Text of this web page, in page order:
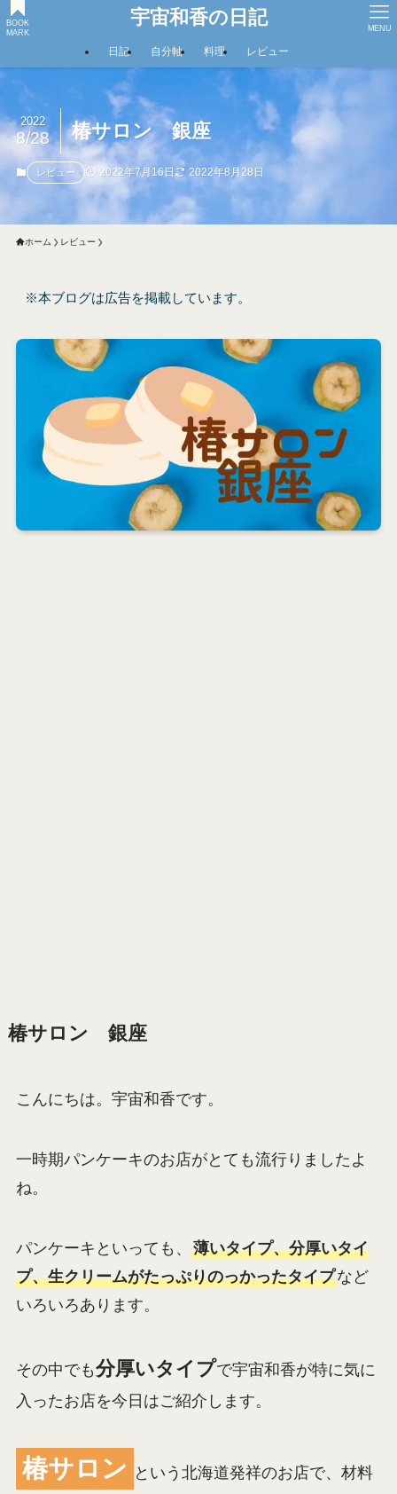
宇宙和香の日記
BOOK
MARK
MENU
日記 自分軸 料理 レビュー
椿サロン 銀座
2022
8/28
レビュー 2022年7月16日 2022年8月28日
ホーム レビュー
※本ブログは広告を掲載しています。
椿サロン 銀座
こんにちは。宇宙和香です。
一時期パンケーキのお店がとても流行りましたよ
ね。
パンケーキといっても、 薄いタイプ、分厚いタイ
プ、生クリームがたっぷりのっかったタイプなど
いろいろあります。
その中でも分厚いタイプで宇宙和香が特に気に
入ったお店を今日はご紹介します。
椿サロン という北海道発祥のお店で、材料